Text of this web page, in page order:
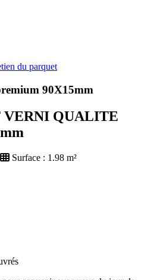
du parquet
90X15mm
VERNI QUALITE
Surface : 1.98 m²